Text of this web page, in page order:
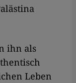
ihn als
Leben